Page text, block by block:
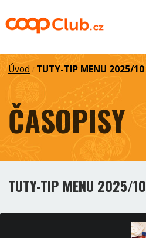
Úvod / TUTY-TIP MENU 2025/10
ČASOPISY
TUTY-TIP MENU 2025/10